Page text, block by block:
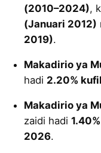
(2010–2024),
(Januari 2012)
2019).
Makadirio ya
hadi 2.20%
Makadirio ya
zaidi hadi
2026.